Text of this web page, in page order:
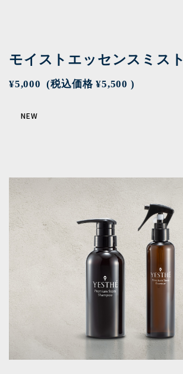
モイストエッセンスミスト
¥5,000 (税込価格 ¥5,500 )
NEW